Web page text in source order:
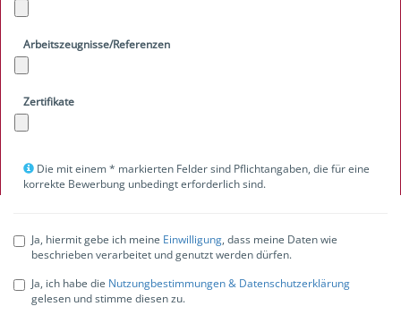
Arbeitszeugnisse/Referenzen
Zertifikate
Die mit einem * markierten Felder sind Pflichtangaben, die für eine
korrekte Bewerbung unbedingt erforderlich sind.
Ja, hiermit gebe ich meine Einwilligung, dass meine Daten wie
beschrieben verarbeitet und genutzt werden dürfen.
Ja, ich habe die Nutzungbestimmungen & Datenschutzerklärung
gelesen und stimme diesen zu.